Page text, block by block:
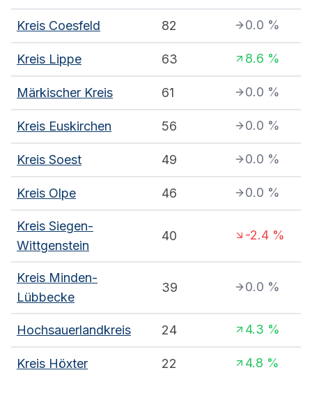
Kreis Coesfeld 82 0.0 %
Kreis Lippe 63 8.6 %
Märkischer Kreis 61 0.0 %
Kreis Euskirchen 56 0.0 %
Kreis Soest 49 0.0 %
Kreis Olpe 46 0.0 %
Kreis Siegen-
Wittgenstein
40 -2.4 %
Kreis Minden-
Lübbecke
39 0.0 %
Hochsauerlandkreis 24 4.3 %
Kreis Höxter 22 4.8 %